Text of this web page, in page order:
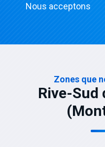
Nous acceptons
Zones que
Rive-Sud